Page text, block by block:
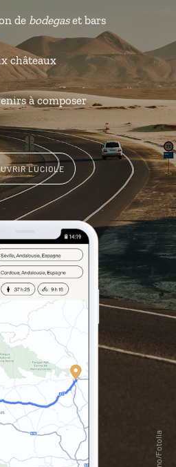
de bodegaset bars
châteaux
à composer
LUCIOLE